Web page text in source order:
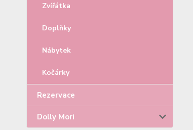
Zvířátka
Doplňky
Nábytek
Kočárky
Rezervace
Dolly Mori